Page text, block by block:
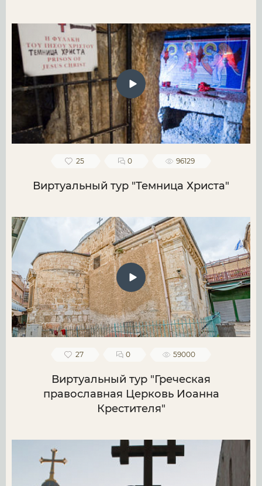
25 0 96129
Виртуальный тур "Темница Христа"
27 0 59000
Виртуальный тур "Греческая
православная Церковь Иоанна
Крестителя"